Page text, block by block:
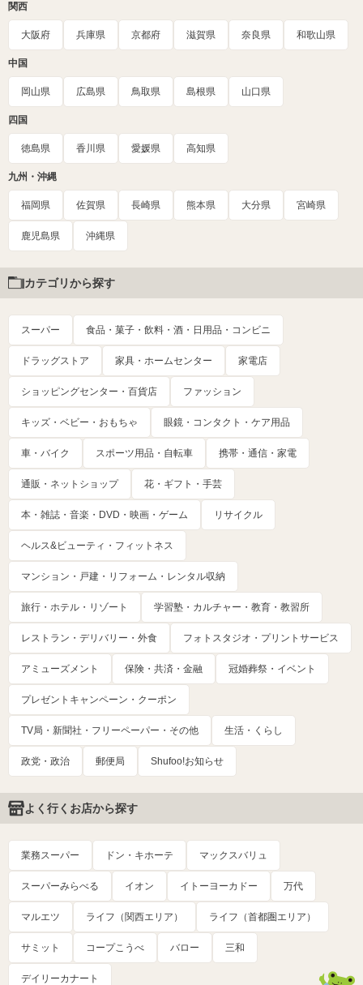
関西
大阪府 兵庫県 京都府 滋賀県 奈良県 和歌山県
中国
岡山県 広島県 鳥取県 島根県 山口県
四国
徳島県 香川県 愛媛県 高知県
九州・沖縄
福岡県 佐賀県 長崎県 熊本県 大分県 宮崎県
鹿児島県 沖縄県
カテゴリから探す
スーパー 食品・菓子・飲料・酒・日用品・コンビニ
ドラッグストア 家具・ホームセンター 家電店
ショッピングセンター・百貨店 ファッション
キッズ・ベビー・おもちゃ 眼鏡・コンタクト・ケア用品
車・バイク スポーツ用品・自転車 携帯・通信・家電
通販・ネットショップ 花・ギフト・手芸
本・雑誌・音楽・DVD・映画・ゲーム リサイクル
ヘルス&ビューティ・フィットネス
マンション・戸建・リフォーム・レンタル収納
旅行・ホテル・リゾート 学習塾・カルチャー・教育・教習所
レストラン・デリバリー・外食 フォトスタジオ・プリントサービス
アミューズメント 保険・共済・金融 冠婚葬祭・イベント
プレゼントキャンペーン・クーポン
TV局・新聞社・フリーペーパー・その他 生活・くらし
政党・政治 郵便局 Shufoo!お知らせ
よく行くお店から探す
業務スーパー ドン・キホーテ マックスバリュ
スーパーみらべる イオン イトーヨーカドー 万代
マルエツ ライフ（関西エリア） ライフ（首都圏エリア）
サミット コープこうべ バロー 三和
デイリーカナート